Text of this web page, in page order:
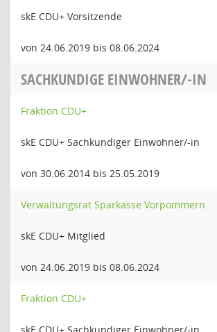
skE CDU+ Vorsitzende
von 24.06.2019 bis 08.06.2024
SACHKUNDIGE EINWOHNER/-IN
Fraktion CDU+
skE CDU+ Sachkundiger Einwohner/-in
von 30.06.2014 bis 25.05.2019
Verwaltungsrat Sparkasse Vorpommern
skE CDU+ Mitglied
von 24.06.2019 bis 08.06.2024
Fraktion CDU+